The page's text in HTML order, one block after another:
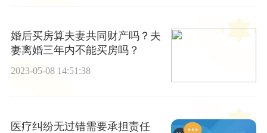
婚后买房算夫妻共同财产吗？夫
妻离婚三年内不能买房吗？
2023-05-08 14:51:38
医疗纠纷无过错需要承担责任